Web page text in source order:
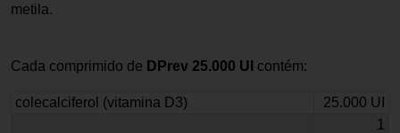
metila.
Cada comprimido de DPrev 25.000 UI contém:
colecalciferol (vitamina D3) 25.000 UI
1